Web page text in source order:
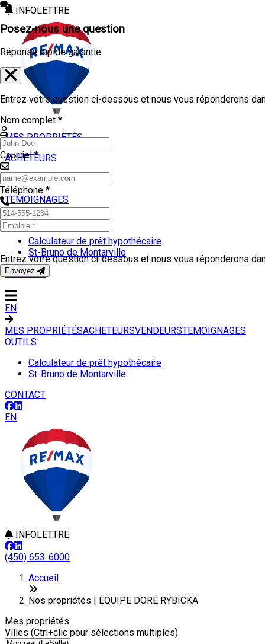
INFOLETTRE
MES PROPRIÉTÉS
ACHETEURS
VENDEURS
TEMOIGNAGES
OUTILS
Calculateur de prêt hypothécaire
St-Bruno de Montarville
CONTACT
EN
MES PROPRIÉTÉSACHETEURSVENDEURSTEMOIGNAGES
OUTILS
Calculateur de prêt hypothécaire
St-Bruno de Montarville
CONTACT
EN
INFOLETTRE
(450) 653-6000
+
−
Accueil
Nos propriétés | ÉQUIPE DORÉ RYBICKA
Mes propriétés
Villes (Ctrl+clic pour sélections multiples)
Posez-nous une question
Réponse rapide garantie
Entrez votre question ci-dessous et nous vous réponderons
Nom complet *
Courriel *
Téléphone *
Entrez votre question ci-dessous et nous vous réponderons
Envoyez